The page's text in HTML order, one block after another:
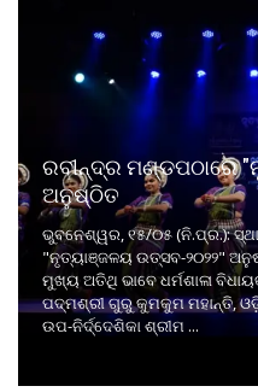
ରବୀନ୍ଦ୍ର ମଣ୍ଡପଠାରେ
ଅନୁଷ୍ଠିତ
ଭୁବନେଶ୍ୱର, ୧୫/୦୫ (ନି.ପ୍ର.):
"ନୃତ୍ୟାଞ୍ଜଳୟ ଉତ୍ସବ-୨୦୨୨"
ମୁଖ୍ୟ ଅତିଥି ଭାବେ ଧର୍ମଶାଳା
ପଦ୍ମଶ୍ରୀ ଗୁରୁ କୁମକୁମ ମହାନ୍ତି,
ଉପ-ନିର୍ଦ୍ଦେଶିକା ଶ୍ରୀମ ...